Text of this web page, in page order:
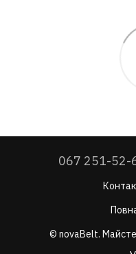
067 251-52-
© novaBelt.